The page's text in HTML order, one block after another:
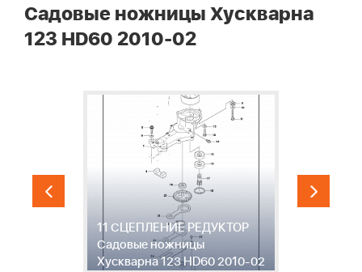
Садовые ножницы Хускварна
123 HD60 2010-02
11 СЦЕПЛЕНИЕ РЕДУКТОР
Садовые ножницы
Хускварна 123 HD60 2010-02